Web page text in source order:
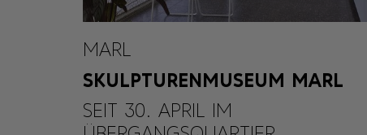
MARL
SKULPTURENMUSEUM MARL
SEIT 30. APRIL IM